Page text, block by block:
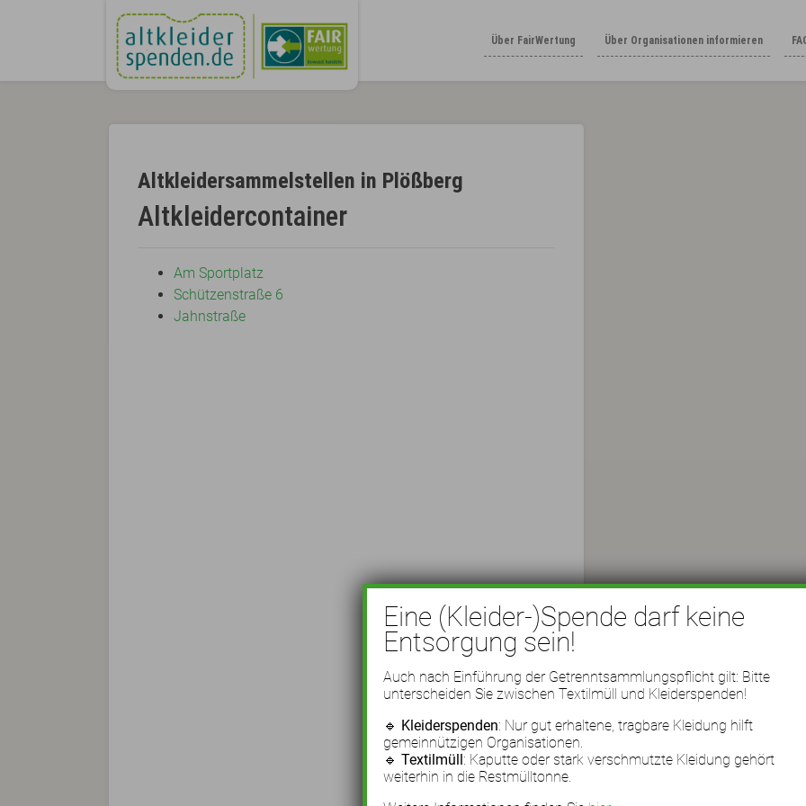
Über FairWertung Über Organisationen informieren
Altkleidersammelstellen in Plößberg
Altkleidercontainer
Am Sportplatz
Schützenstraße 6
Jahnstraße
Eine (Kleider-)Spende darf keine
Entsorgung sein!
Auch nach Einführung der Getrenntsammlungspflicht gilt: Bitte
unterscheiden Sie zwischen Textilmüll und Kleiderspenden!
🔹 Kleiderspenden: Nur gut erhaltene, tragbare Kleidung hilft
gemeinnützigen Organisationen.
🔹Textilmüll: Kaputte oder stark verschmutzte Kleidung gehört
weiterhin in die Restmülltonne.